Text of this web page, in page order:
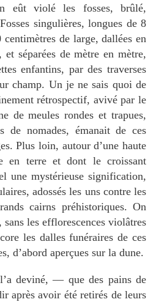
eût violé les fosses, brûlé,
singulières, longues de 8
de large, dallées en
et séparées de mètre en mètre,
enfantins, par des traverses
champ. Un je ne sais quoi de
rétrospectif, avivé par le
de meules rondes et trapues,
de nomades, émanait de ces
Plus loin, autour d’une haute
en terre et dont le croissant
une mystérieuse signification,
adossés les uns contre les
cairns préhistoriques. On
les efflorescences violâtres
les dalles funéraires de ces
d’abord aperçues sur la dune.
deviné, — que des pains de
après avoir été retirés de leurs